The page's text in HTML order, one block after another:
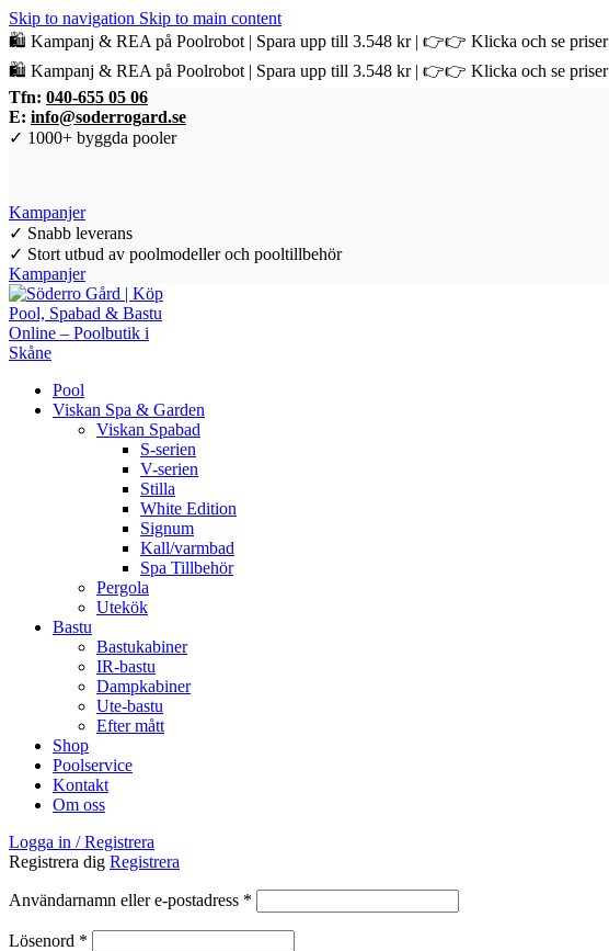
Skip to navigation Skip to main content
🛍️ Kampanj & REA på Poolrobot | Spara upp till 3.548 kr | 👉👉 Klicka och se priser
🛍️ Kampanj & REA på Poolrobot | Spara upp till 3.548 kr | 👉👉 Klicka och se priser
Tfn: 040-655 05 06
E: info@soderrogard.se
✓ 1000+ byggda pooler
Kampanjer
✓ Snabb leverans
✓ Stort utbud av poolmodeller och pooltillbehör
Kampanjer
Pool
Viskan Spa & Garden
Viskan Spabad
S-serien
V-serien
Stilla
White Edition
Signum
Kall/varmbad
Spa Tillbehör
Pergola
Utekök
Bastu
Bastukabiner
IR-bastu
Dampkabiner
Ute-bastu
Efter mått
Shop
Poolservice
Kontakt
Om oss
Logga in / Registrera
Registrera dig Registrera
Användarnamn eller e-postadress *
Lösenord *